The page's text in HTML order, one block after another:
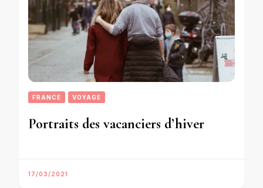
FRANCE VOYAGE
Portraits des vacanciers d’hiver
17/03/2021